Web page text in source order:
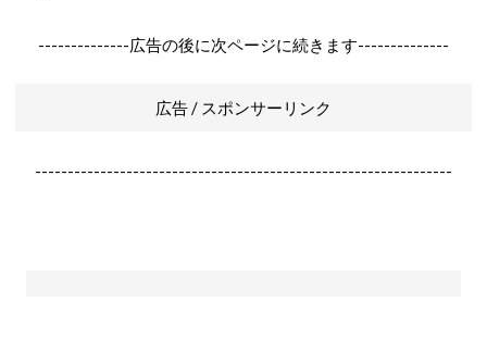
--------------広告の後に次ページに続きます--------------
広告 / スポンサーリンク
----------------------------------------------------------------